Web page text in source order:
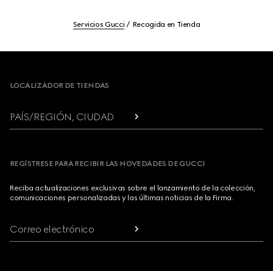
Servicios Gucci Recogida en Tienda
LOCALIZADOR DE TIENDAS
PAÍS/REGIÓN, CIUDAD
REGÍSTRESE PARA RECIBIR LAS NOVEDADES DE GUCCI
Reciba actualizaciones exclusivas sobre el lanzamiento de la colección,
comunicaciones personalizadas y las últimas noticias de la Firma.
Correo electrónico